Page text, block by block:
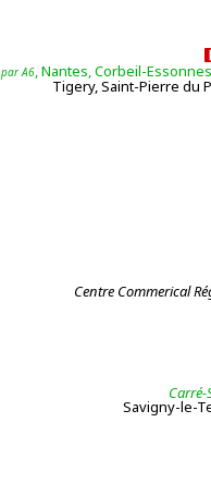
par A6, Nantes, Corbeil-
Tigery, Saint-Pierre du
Centre Commerical
Savigny-le-